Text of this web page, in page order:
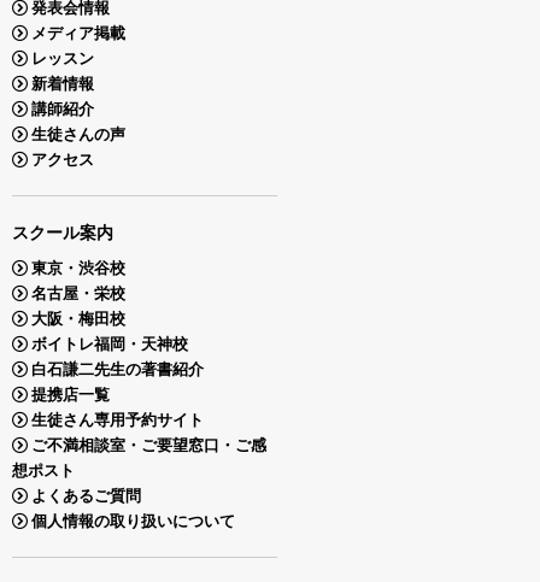
発表会情報
メディア掲載
レッスン
新着情報
講師紹介
生徒さんの声
アクセス
スクール案内
東京・渋谷校
名古屋・栄校
大阪・梅田校
ボイトレ福岡・天神校
白石謙二先生の著書紹介
提携店一覧
生徒さん専用予約サイト
ご不満相談室・ご要望窓口・ご感
想ポスト
よくあるご質問
個人情報の取り扱いについて